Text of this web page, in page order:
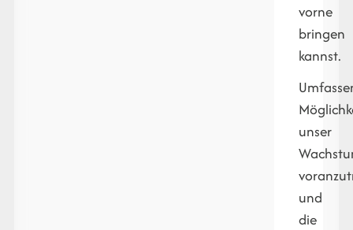
vorne
bringen
kannst.
unser
und
die